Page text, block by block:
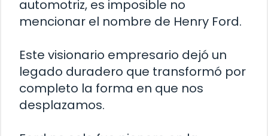
automotriz, es imposible no
mencionar el nombre de Henry Ford.
Este visionario empresario dejó un
legado duradero que transformó por
completo la forma en que nos
desplazamos.